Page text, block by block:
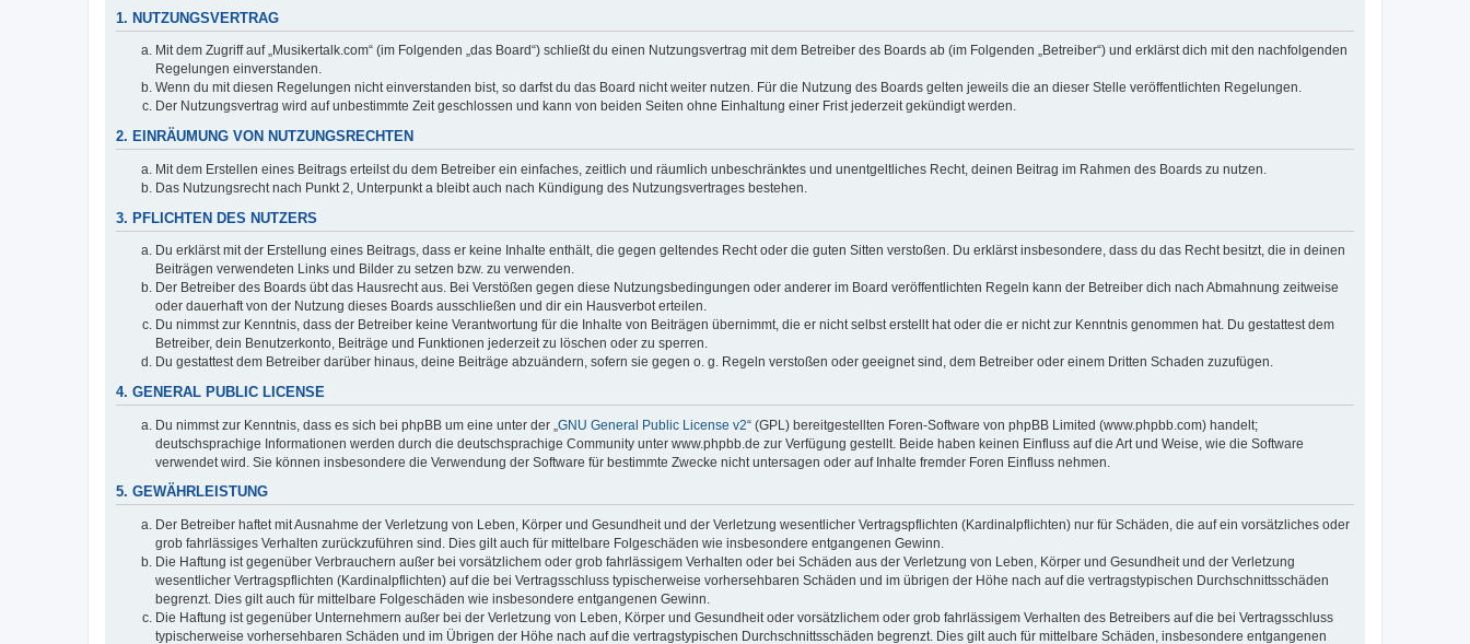
1. NUTZUNGSVERTRAG
Mit dem Zugriff auf „Musikertalk.com“ (im Folgenden „das Board“) schließt du einen Nutzungsvertrag mit dem Betreiber des Boards ab (im Folgenden „Betreiber“) und erklärst dich mit den nachfolgenden
Regelungen einverstanden.
Wenn du mit diesen Regelungen nicht einverstanden bist, so darfst du das Board nicht weiter nutzen. Für die Nutzung des Boards gelten jeweils die an dieser Stelle veröffentlichten Regelungen.
Der Nutzungsvertrag wird auf unbestimmte Zeit geschlossen und kann von beiden Seiten ohne Einhaltung einer Frist jederzeit gekündigt werden.
2. EINRÄUMUNG VON NUTZUNGSRECHTEN
Mit dem Erstellen eines Beitrags erteilst du dem Betreiber ein einfaches, zeitlich und räumlich unbeschränktes und unentgeltliches Recht, deinen Beitrag im Rahmen des Boards zu nutzen.
Das Nutzungsrecht nach Punkt 2, Unterpunkt a bleibt auch nach Kündigung des Nutzungsvertrages bestehen.
3. PFLICHTEN DES NUTZERS
Du erklärst mit der Erstellung eines Beitrags, dass er keine Inhalte enthält, die gegen geltendes Recht oder die guten Sitten verstoßen. Du erklärst insbesondere, dass du das Recht besitzt, die in deinen
Beiträgen verwendeten Links und Bilder zu setzen bzw. zu verwenden.
Der Betreiber des Boards übt das Hausrecht aus. Bei Verstößen gegen diese Nutzungsbedingungen oder anderer im Board veröffentlichten Regeln kann der Betreiber dich nach Abmahnung zeitweise
oder dauerhaft von der Nutzung dieses Boards ausschließen und dir ein Hausverbot erteilen.
Du nimmst zur Kenntnis, dass der Betreiber keine Verantwortung für die Inhalte von Beiträgen übernimmt, die er nicht selbst erstellt hat oder die er nicht zur Kenntnis genommen hat. Du gestattest dem
Betreiber, dein Benutzerkonto, Beiträge und Funktionen jederzeit zu löschen oder zu sperren.
Du gestattest dem Betreiber darüber hinaus, deine Beiträge abzuändern, sofern sie gegen o. g. Regeln verstoßen oder geeignet sind, dem Betreiber oder einem Dritten Schaden zuzufügen.
4. GENERAL PUBLIC LICENSE
Du nimmst zur Kenntnis, dass es sich bei phpBB um eine unter der „ GNU General Public License v2“ (GPL) bereitgestellten Foren-Software von phpBB Limited (www.phpbb.com) handelt;
deutschsprachige Informationen werden durch die deutschsprachige Community unter www.phpbb.de zur Verfügung gestellt. Beide haben keinen Einfluss auf die Art und Weise, wie die Software
verwendet wird. Sie können insbesondere die Verwendung der Software für bestimmte Zwecke nicht untersagen oder auf Inhalte fremder Foren Einfluss nehmen.
5. GEWÄHRLEISTUNG
Der Betreiber haftet mit Ausnahme der Verletzung von Leben, Körper und Gesundheit und der Verletzung wesentlicher Vertragspflichten (Kardinalpflichten) nur für Schäden, die auf ein vorsätzliches oder
grob fahrlässiges Verhalten zurückzuführen sind. Dies gilt auch für mittelbare Folgeschäden wie insbesondere entgangenen Gewinn.
Die Haftung ist gegenüber Verbrauchern außer bei vorsätzlichem oder grob fahrlässigem Verhalten oder bei Schäden aus der Verletzung von Leben, Körper und Gesundheit und der Verletzung
wesentlicher Vertragspflichten (Kardinalpflichten) auf die bei Vertragsschluss typischerweise vorhersehbaren Schäden und im übrigen der Höhe nach auf die vertragstypischen Durchschnittsschäden
begrenzt. Dies gilt auch für mittelbare Folgeschäden wie insbesondere entgangenen Gewinn.
Die Haftung ist gegenüber Unternehmern außer bei der Verletzung von Leben, Körper und Gesundheit oder vorsätzlichem oder grob fahrlässigem Verhalten des Betreibers auf die bei Vertragsschluss
typischerweise vorhersehbaren Schäden und im Übrigen der Höhe nach auf die vertragstypischen Durchschnittsschäden begrenzt. Dies gilt auch für mittelbare Schäden, insbesondere entgangenen